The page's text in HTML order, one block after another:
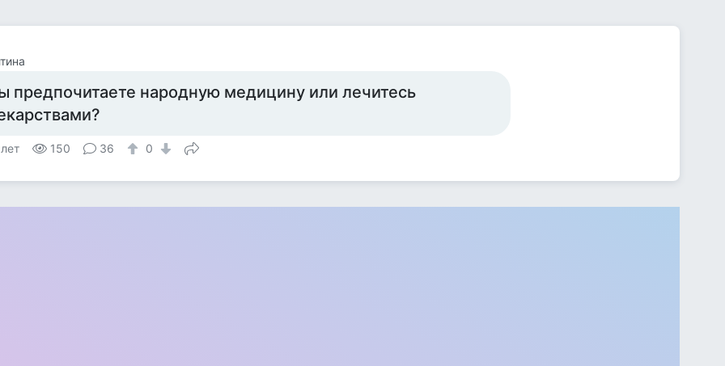
предпочитаете народную медицину или лечитесь
150 36 0